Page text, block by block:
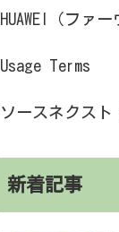
HUAWEI（ファ
Usage Terms
ソースネクス
新着記事